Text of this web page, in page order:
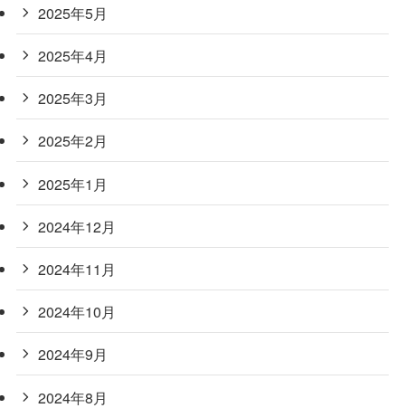
2025年5月
2025年4月
2025年3月
2025年2月
2025年1月
2024年12月
2024年11月
2024年10月
2024年9月
2024年8月